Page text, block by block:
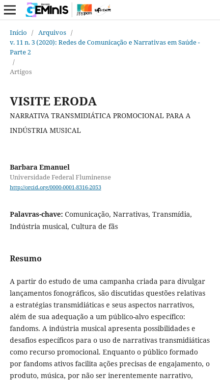
Início / Arquivos /
v. 11 n. 3 (2020): Redes de Comunicação e Narrativas em Saúde -
Parte 2
/
Artigos
VISITE ERODA
NARRATIVA TRANSMIDIÁTICA PROMOCIONAL PARA A
INDÚSTRIA MUSICAL
Barbara Emanuel
Universidade Federal Fluminense
http://orcid.org/0000-0001-8316-2053
Palavras-chave: Comunicação, Narrativas, Transmídia,
Indústria musical, Cultura de fãs
Resumo
A partir do estudo de uma campanha criada para divulgar
lançamentos fonográficos, são discutidas questões relativas
a estratégias transmidiáticas e seus aspectos narrativos,
além de sua adequação a um público-alvo específico:
fandoms. A indústria musical apresenta possibilidades e
desafios específicos para o uso de narrativas transmidiáticas
como recurso promocional. Enquanto o público formado
por fandoms ativos facilita ações precisas de engajamento, o
produto, música, por não ser inerentemente narrativo,